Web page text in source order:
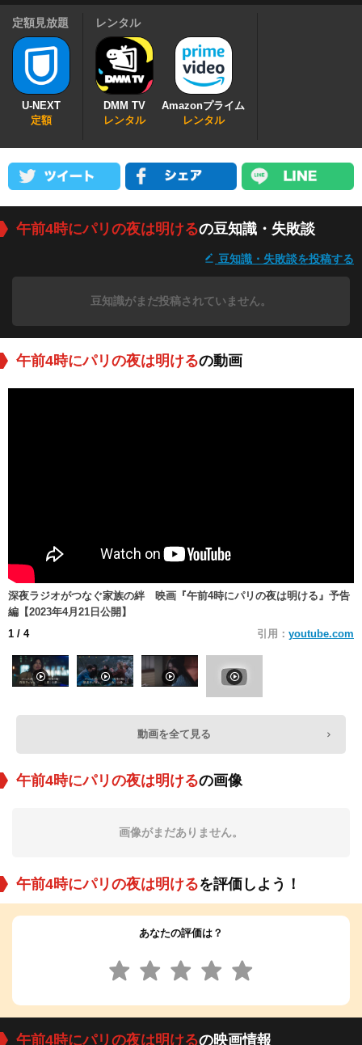
定額見放題
U-NEXT
定額
レンタル
DMM TV
レンタル
Amazonプライム
レンタル
午前4時にパリの夜は明けるの豆知識・失敗談
豆知識・失敗談を投稿する
豆知識がまだ投稿されていません。
午前4時にパリの夜は明けるの動画
深夜ラジオがつなぐ家族の絆 映画『午前4時にパリの夜は明ける』予告
編【2023年4月21日公開】
1 / 4 引用： youtube.com
動画を全て見る
午前4時にパリの夜は明けるの画像
画像がまだありません。
午前4時にパリの夜は明けるを評価しよう！
あなたの評価は？
午前4時にパリの夜は明けるの映画情報